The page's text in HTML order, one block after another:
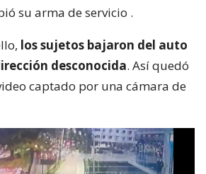
su arma de servicio .
los sujetos bajaron del auto
desconocida. Así quedó
captado por una cámara de